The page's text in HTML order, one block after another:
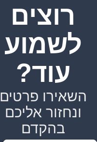
רוצים
לשמוע
עוד?
השאירו פרטים
ונחזור אליכם
בהקדם